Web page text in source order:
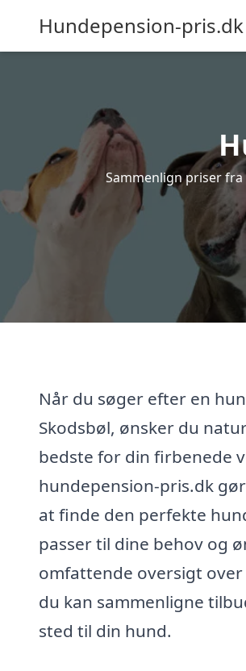
Hundepension-pris.dk
Sammenlign priser
Når du søger efter en
Skodsbøl, ønsker du
bedste for din firbenede
hundepension-pris.dk
at finde den perfekte
passer til dine behov og
omfattende oversigt over
du kan sammenligne
sted til din hund.